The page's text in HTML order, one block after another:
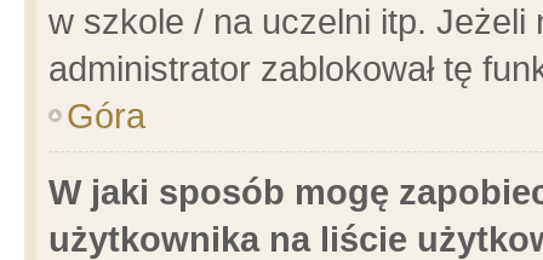
w szkole / na uczelni itp.
administrator zablokował tę
Góra
W jaki sposób mogę
użytkownika na liście